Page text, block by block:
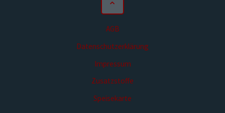
AGB
Datenschutzerklärung
Impressum
Zusatzstoffe
Speisekarte